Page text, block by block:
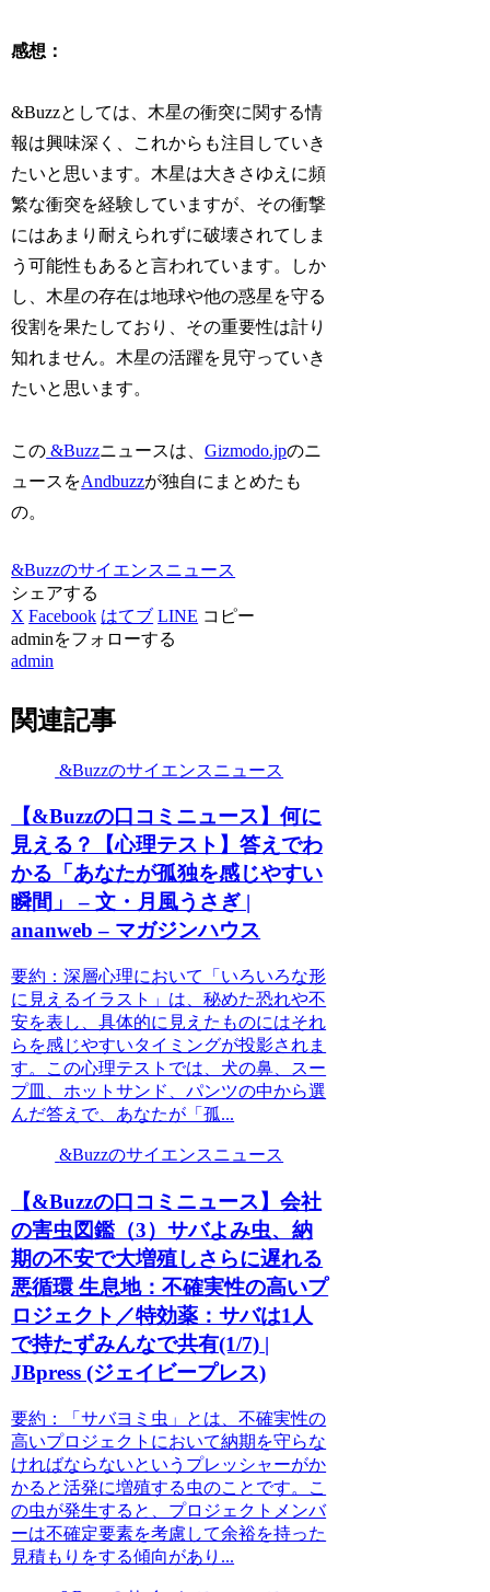
感想：
&Buzzとしては、木星の衝突に関する情
報は興味深く、これからも注目していき
たいと思います。木星は大きさゆえに頻
繁な衝突を経験していますが、その衝撃
にはあまり耐えられずに破壊されてしま
う可能性もあると言われています。しか
し、木星の存在は地球や他の惑星を守る
役割を果たしており、その重要性は計り
知れません。木星の活躍を見守っていき
たいと思います。
この &Buzzニュースは、Gizmodo.jpのニ
ュースをAndbuzzが独自にまとめたも
の。
&Buzzのサイエンスニュース
シェアする
X Facebook はてブ LINE コピー
adminをフォローする
admin
関連記事
&Buzzのサイエンスニュース
【&Buzzの口コミニュース】何に
見える？【心理テスト】答えでわ
かる「あなたが孤独を感じやすい
瞬間」 – 文・月風うさぎ |
ananweb – マガジンハウス
要約：深層心理において「いろいろな形
に見えるイラスト」は、秘めた恐れや不
安を表し、具体的に見えたものにはそれ
らを感じやすいタイミングが投影されま
す。この心理テストでは、犬の鼻、スー
プ皿、ホットサンド、パンツの中から選
んだ答えで、あなたが「孤...
&Buzzのサイエンスニュース
【&Buzzの口コミニュース】会社
の害虫図鑑（3）サバよみ虫、納
期の不安で大増殖しさらに遅れる
悪循環 生息地：不確実性の高いプ
ロジェクト／特効薬：サバは1人
で持たずみんなで共有(1/7) |
JBpress (ジェイビープレス)
要約：「サバヨミ虫」とは、不確実性の
高いプロジェクトにおいて納期を守らな
ければならないというプレッシャーがか
かると活発に増殖する虫のことです。こ
の虫が発生すると、プロジェクトメンバ
ーは不確定要素を考慮して余裕を持った
見積もりをする傾向があり...